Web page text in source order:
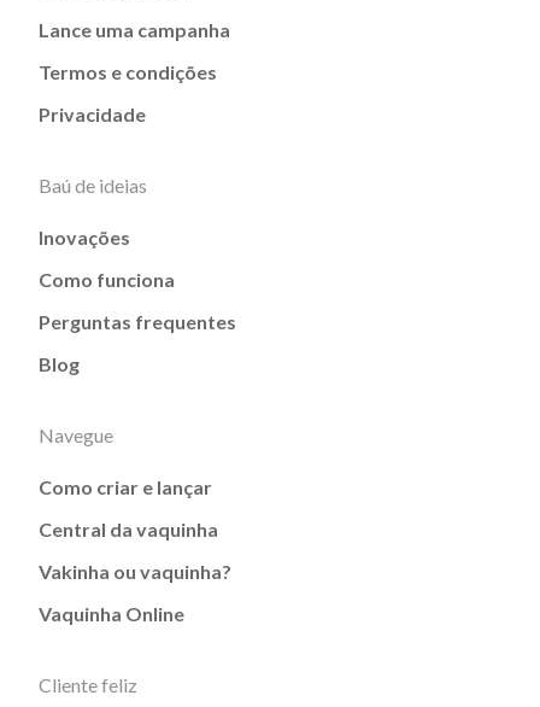
Lance uma campanha
Termos e condições
Privacidade
Baú de ideias
Inovações
Como funciona
Perguntas frequentes
Blog
Navegue
Como criar e lançar
Central da vaquinha
Vakinha ou vaquinha?
Vaquinha Online
Cliente feliz